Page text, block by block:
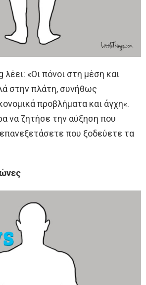
λέει: «Οι πόνοι στη μέση και
στην πλάτη, συνήθως
προβλήματα και άγχη«.
να ζητήσε την αύξηση που
που ξοδεύετε τα